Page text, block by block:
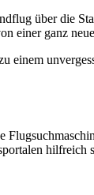
über die
einer ganz